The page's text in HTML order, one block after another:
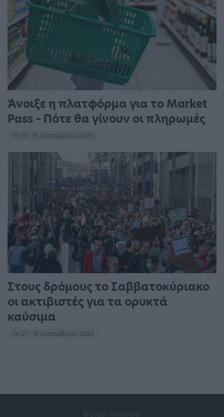
Άνοιξε η πλατφόρμα για το Market
Pass – Πότε θα γίνουν οι πληρωμές
15:13 - 15 Σεπτεμβρίου 2023
Στους δρόμους το Σαββατοκύριακο
οι ακτιβιστές για τα ορυκτά
καύσιμα
14:27 - 15 Σεπτεμβρίου 2023
© 2026 - Timeline.gr